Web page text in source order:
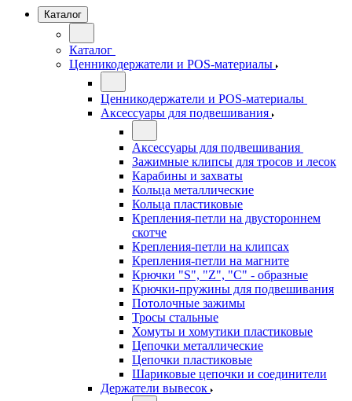
Каталог
Каталог
Ценникодержатели и POS-материалы
Ценникодержатели и POS-материалы
Аксессуары для подвешивания
Аксессуары для подвешивания
Зажимные клипсы для тросов и лесок
Карабины и захваты
Кольца металлические
Кольца пластиковые
Крепления-петли на двустороннем
скотче
Крепления-петли на клипсах
Крепления-петли на магните
Крючки "S", "Z", "C" - образные
Крючки-пружины для подвешивания
Потолочные зажимы
Тросы стальные
Хомуты и хомутики пластиковые
Цепочки металлические
Цепочки пластиковые
Шариковые цепочки и соединители
Держатели вывесок